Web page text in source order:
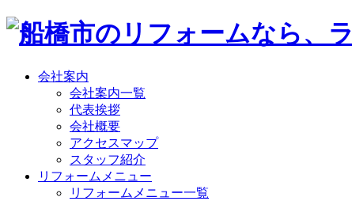
会社案内
会社案内一覧
代表挨拶
会社概要
アクセスマップ
スタッフ紹介
リフォームメニュー
リフォームメニュー一覧